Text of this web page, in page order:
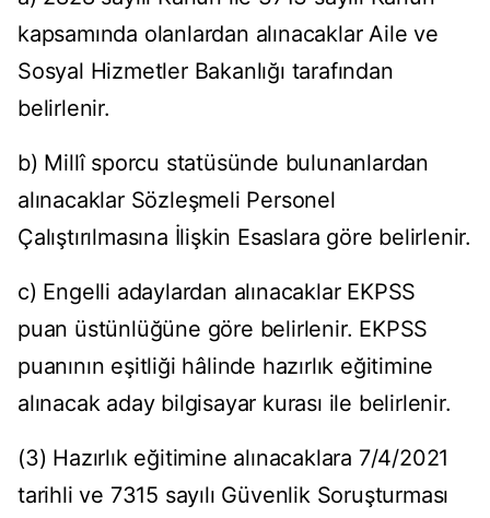
kapsamında olanlardan alınacaklar Aile ve
Sosyal Hizmetler Bakanlığı tarafından
belirlenir.
b) Millî sporcu statüsünde bulunanlardan
alınacaklar Sözleşmeli Personel
Çalıştırılmasına İlişkin Esaslara göre belirlenir.
c) Engelli adaylardan alınacaklar EKPSS
puan üstünlüğüne göre belirlenir. EKPSS
puanının eşitliği hâlinde hazırlık eğitimine
alınacak aday bilgisayar kurası ile belirlenir.
(3) Hazırlık eğitimine alınacaklara 7/4/2021
tarihli ve 7315 sayılı Güvenlik Soruşturması